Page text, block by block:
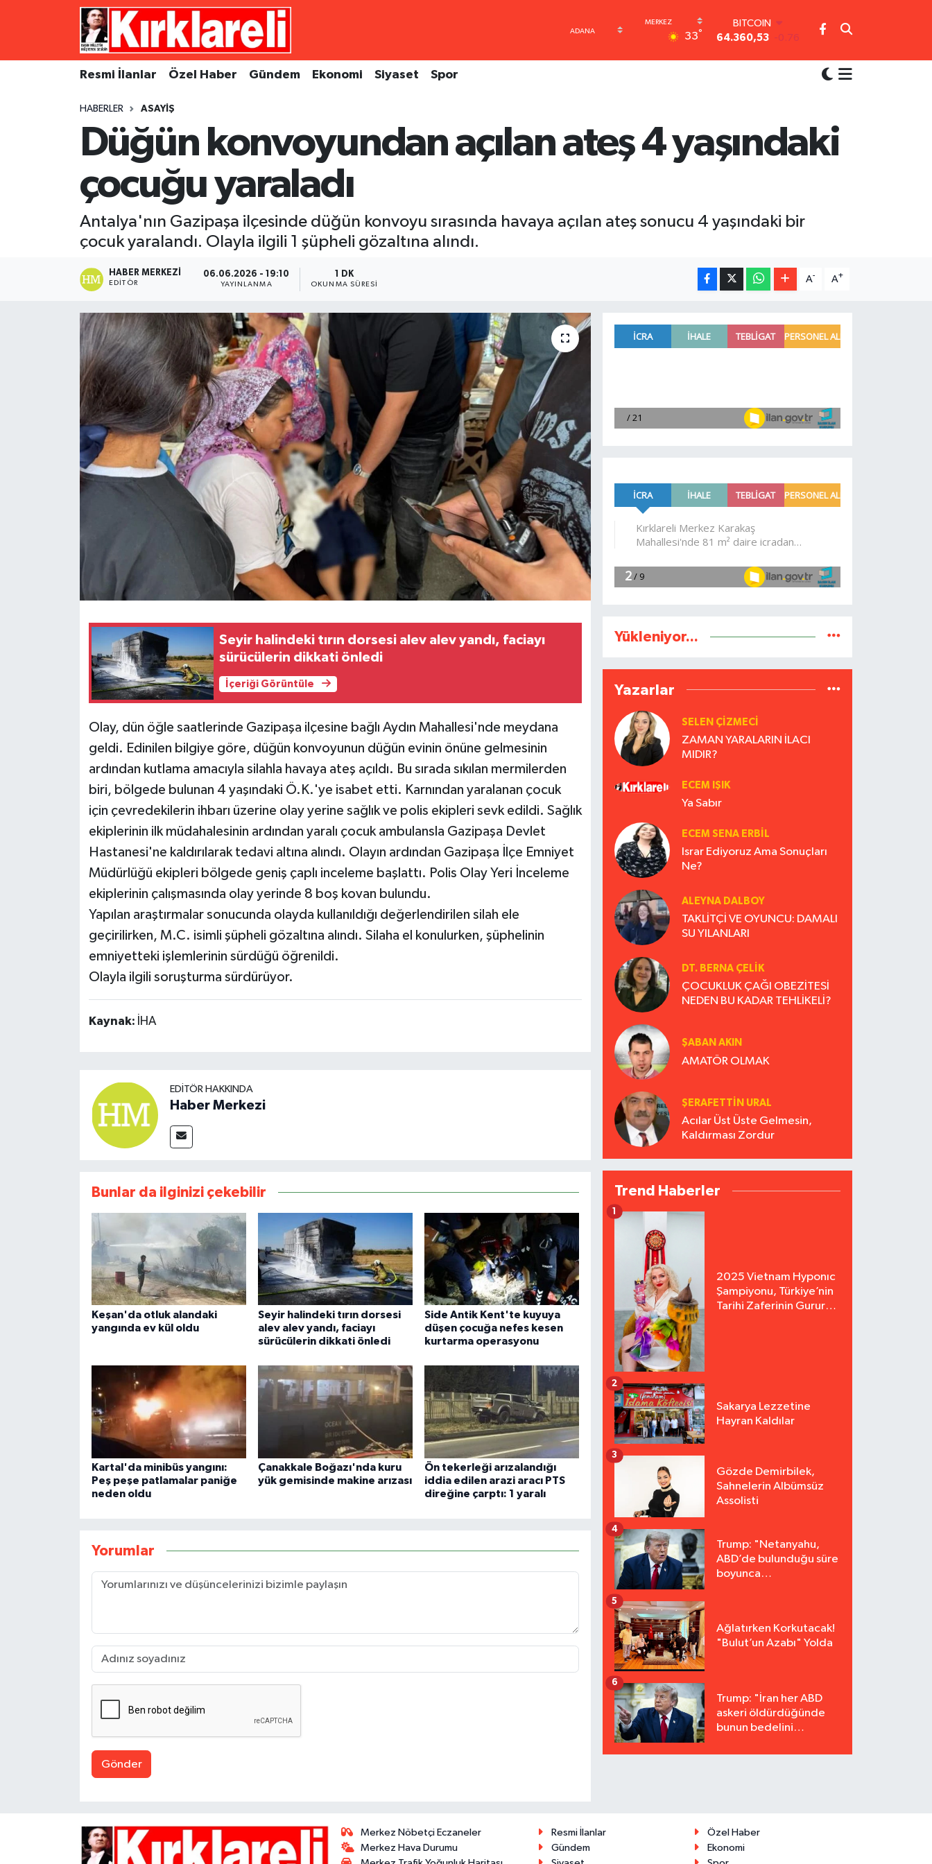
33°
BITCOIN
64.360,53 -0.76
0.07
GRAM ALTIN
6574.81
1.44
Resmi İlanlar Özel Haber Gündem Ekonomi Siyaset Spor
HABERLER ASAYIŞ
Düğün konvoyundan açılan ateş 4 yaşındaki
çocuğu yaraladı
Antalya'nın Gazipaşa ilçesinde düğün konvoyu sırasında havaya açılan ateş sonucu 4 yaşındaki bir
çocuk yaralandı. Olayla ilgili 1 şüpheli gözaltına alındı.
HABER MERKEZI
EDITÖR
06.06.2026 - 19:10
YAYINLANMA
1 DK
OKUNMA SÜRESI
A- A+
Seyir halindeki tırın dorsesi alev alev yandı, faciayı
sürücülerin dikkati önledi
İçeriği Görüntüle
Olay, dün öğle saatlerinde Gazipaşa ilçesine bağlı Aydın Mahallesi'nde meydana
geldi. Edinilen bilgiye göre, düğün konvoyunun düğün evinin önüne gelmesinin
ardından kutlama amacıyla silahla havaya ateş açıldı. Bu sırada sıkılan mermilerden
biri, bölgede bulunan 4 yaşındaki Ö.K.'ye isabet etti. Karnından yaralanan çocuk
için çevredekilerin ihbarı üzerine olay yerine sağlık ve polis ekipleri sevk edildi. Sağlık
ekiplerinin ilk müdahalesinin ardından yaralı çocuk ambulansla Gazipaşa Devlet
Hastanesi'ne kaldırılarak tedavi altına alındı. Olayın ardından Gazipaşa İlçe Emniyet
Müdürlüğü ekipleri bölgede geniş çaplı inceleme başlattı. Polis Olay Yeri İnceleme
ekiplerinin çalışmasında olay yerinde 8 boş kovan bulundu.
Yapılan araştırmalar sonucunda olayda kullanıldığı değerlendirilen silah ele
geçirilirken, M.C. isimli şüpheli gözaltına alındı. Silaha el konulurken, şüphelinin
emniyetteki işlemlerinin sürdüğü öğrenildi.
Olayla ilgili soruşturma sürdürüyor.
Kaynak: İHA
EDITÖR HAKKINDA
Haber Merkezi
Bunlar da ilginizi çekebilir
Keşan'da otluk alandaki
yangında ev kül oldu
Seyir halindeki tırın dorsesi
alev alev yandı, faciayı
sürücülerin dikkati önledi
Side Antik Kent'te kuyuya
düşen çocuğa nefes kesen
kurtarma operasyonu
Kartal'da minibüs yangını:
Peş peşe patlamalar paniğe
neden oldu
Çanakkale Boğazı'nda kuru
yük gemisinde makine arızası
Ön tekerleği arızalandığı
iddia edilen arazi aracı PTS
direğine çarptı: 1 yaralı
Yorumlar
Gönder
Yükleniyor...
Yazarlar
SELEN ÇİZMECİ
ZAMAN YARALARIN İLACI
MIDIR?
ECEM IŞIK
Ya Sabır
ECEM SENA ERBIL
Israr Ediyoruz Ama Sonuçları
Ne?
ALEYNA DALBOY
TAKLİTÇİ VE OYUNCU: DAMALI
SU YILANLARI
DT. BERNA ÇELIK
ÇOCUKLUK ÇAĞI OBEZİTESİ
NEDEN BU KADAR TEHLİKELİ?
ŞABAN AKIN
AMATÖR OLMAK
ŞERAFETTIN URAL
Acılar Üst Üste Gelmesin,
Kaldırması Zordur
Trend Haberler
2025 Vietnam Hyponıc
Şampiyonu, Türkiye’nin
Tarihi Zaferinin Gururu
1
Sakarya Lezzetine
Hayran Kaldılar
2
Gözde Demirbilek,
Sahnelerin Albümsüz
Assolisti
3
Trump: "Netanyahu,
ABD’de bulunduğu süre
boyunca
4
Ağlatırken Korkutacak!
"Bulut’un Azabı" Yolda
5
Trump: "İran her ABD
askeri öldürdüğünde
bunun bedelini
6
Merkez Nöbetçi Eczaneler
Merkez Hava Durumu
Resmi İlanlar
Özel Haber
Gündem
Ekonomi
Resmi İlanlar
Ekonomi
Kültür Sanat
Magazin
Merkez Nöbetçi Eczaneler
Süper Lig Puan Durumu ve Fikstür
Tüm Manşetler
Son Dakika Haberleri